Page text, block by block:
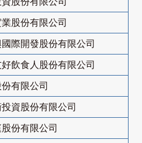
股份有限公司
際開發股份有限公司
飲食人股份有限公司
有限公司
資股份有限公司
份有限公司